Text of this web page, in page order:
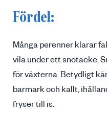
Fördel:
Många perenner klarar
vila under ett snötäcke.
för växterna. Betydligt
barmark och kallt,
fryser till is.